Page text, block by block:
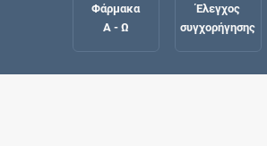
Φάρμακα
Α - Ω
Έλεγχος
συγχορήγησης